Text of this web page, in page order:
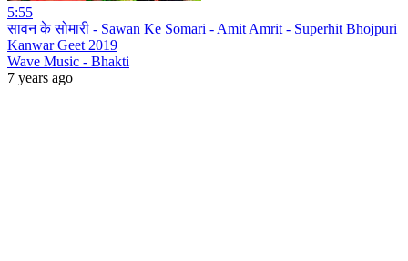
5:55
सावन के सोमारी - Sawan Ke Somari - Amit Amrit - Superhit Bhojpuri
Kanwar Geet 2019
Wave Music - Bhakti
7 years ago